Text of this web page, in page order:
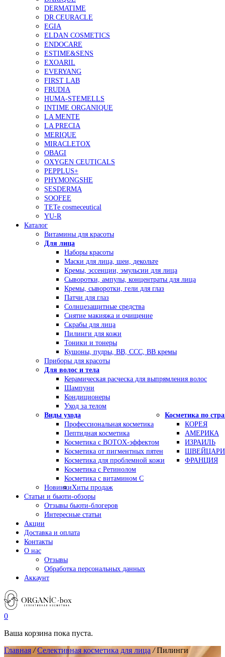
DERMATIME
DR.CEURACLE
EGIA
ELDAN COSMETICS
ENDOCARE
ESTIME&SENS
EXOARIL
EVERYANG
FIRST LAB
FRUDIA
HUMA-STEMELLS
INTIME ORGANIQUE
LA MENTE
LA PRECIA
MERIQUE
MIRACLETOX
OBAGI
OXYGEN CEUTICALS
PEPPLUS+
PHYMONGSHE
SESDERMA
SOOFEE
TETe cosmeceutical
YU-R
Каталог
Витамины для красоты
Для лица
Наборы красоты
Маски для лица, шеи, декольте
Кремы, эссенции, эмульсии для лица
Сыворотки, ампулы, концентраты для лица
Кремы, сыворотки, гели для глаз
Патчи для глаз
Солнцезащитные средства
Снятие макияжа и очищение
Скрабы для лица
Пилинги для кожи
Тоники и тонеры
Кушоны, пудры, ВВ, ССС, ВВ кремы
Приборы для красоты
Для волос и тела
Керамическая расческа для выпрямления волос
Шампуни
Кондиционеры
Уход за телом
Виды ухода
Профессиональная косметика
Пептидная косметика
Косметика с BOTOX-эффектом
Косметика от пигментных пятен
Косметика для проблемной кожи
Косметика с Ретинолом
Косметика с витамином С
Косметика по
КОРЕЯ
АМЕРИКА
ИЗРАИЛЬ
ФРАНЦИЯ
НовинкиХиты продаж
Статьи и бьюти-обзоры
Отзывы бьюти-блогеров
Интересные статьи
Акции
Доставка и оплата
Контакты
О нас
Отзывы
Обработка персональных данных
Аккаунт
0
Ваша корзина пока пуста.
Главная /Селективная косметика для лица /Пилинги